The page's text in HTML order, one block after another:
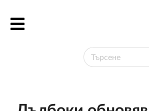
English